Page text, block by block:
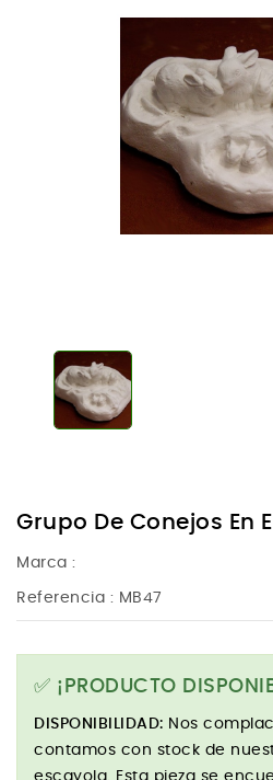
Grupo De Conejos En
Marca :
Referencia : MB47
✅ ¡PRODUCTO
DISPONIBILIDAD: Nos
contamos con stock de
escayola. Esta pieza se